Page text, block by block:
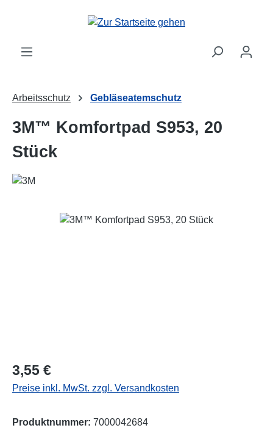
Zum Hauptinhalt springen
Arbeitsschutz Gebläseatemschutz
3M™ Komfortpad S953, 20
Stück
Bildergalerie überspringen
Regulärer Preis:
3,55 €
Preise inkl. MwSt. zzgl. Versandkosten
Produktnummer: 7000042684